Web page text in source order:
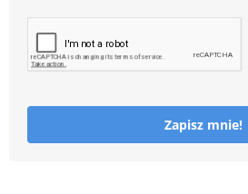
Zapisz mnie!